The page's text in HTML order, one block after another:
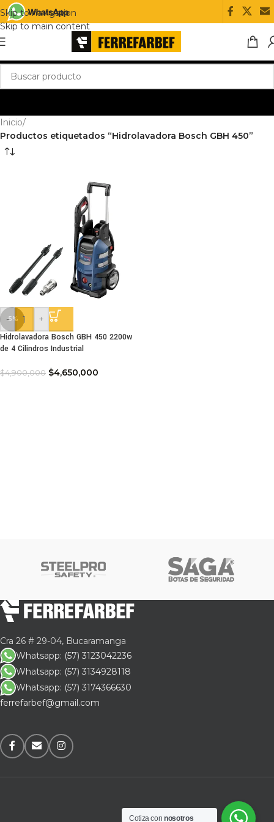
Skip to navigation
Skip to main content
Inicio/
Productos etiquetados “Hidrolavadora Bosch GBH 450”
-5%
-
+
Hidrolavadora Bosch GBH 450 2200w
de 4 Cilindros Industrial
$4,900,000 $4,650,000
Cra 26 # 29-04, Bucaramanga
Whatsapp: (57) 3123042236
Whatsapp: (57) 3134928118
Whatsapp: (57) 3174366630
ferrefarbef@gmail.com
Cotiza connosotros